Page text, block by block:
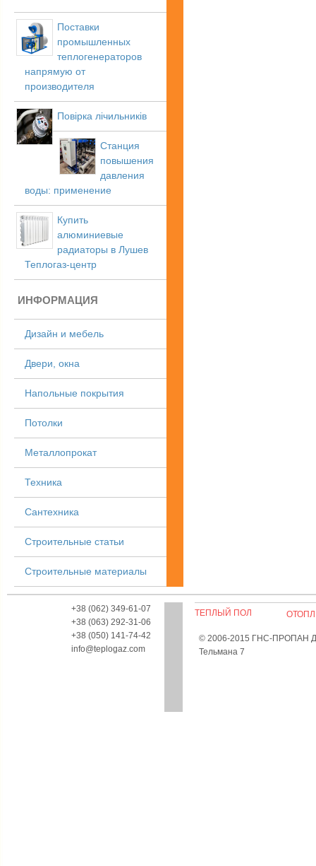
Поставки
промышленных
теплогенераторов
напрямую от
производителя
Повірка лічильників
Станция
повышения
давления
воды: применение
Купить
алюминиевые
радиаторы в Лушев
Теплогаз-центр
ИНФОРМАЦИЯ
Дизайн и мебель
Двери, окна
Напольные покрытия
Потолки
Металлопрокат
Техника
Сантехника
Строительные статьи
Строительные материалы
+38 (062) 349-61-07
+38 (063) 292-31-06
+38 (050) 141-74-42
info@teplogaz.com
ТЕПЛЫЙ ПОЛ
© 2006-2015 ГНС-ПРОПАН
Тельмана 7